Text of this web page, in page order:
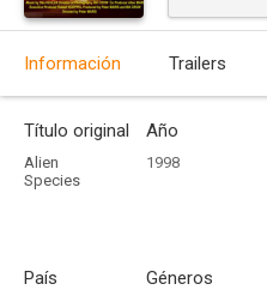
Información Trailers
Título original
Alien
Species
Año
1998
País Géneros